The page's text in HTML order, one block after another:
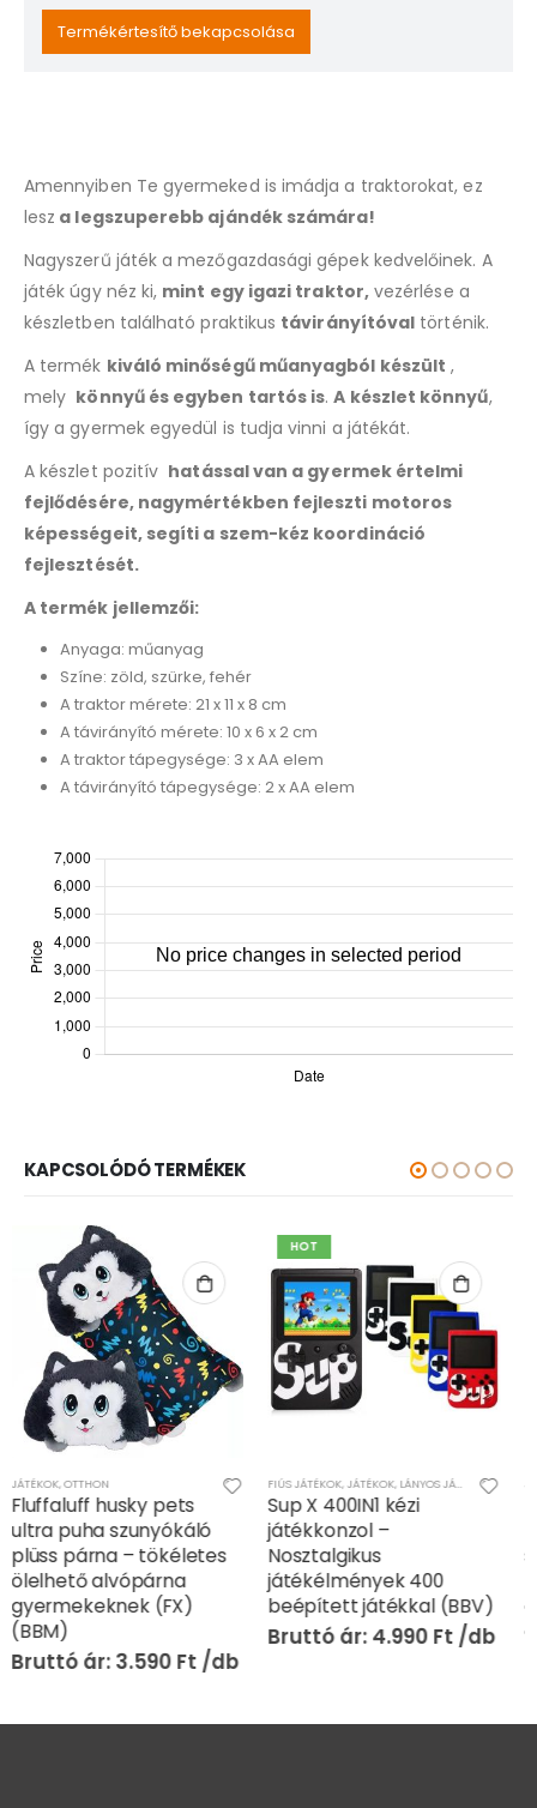
email
address
for
this
Termékértesítő bekapcsolása
Amennyiben Te gyermeked is imádja a traktorokat, ez
lesz a legszuperebb ajándék számára!
Nagyszerű játék a mezőgazdasági gépek kedvelőinek. A
játék úgy néz ki, mint egy igazi traktor,vezérlése a
készletben található praktikus távirányítóval történik.
A termék kiváló minőségű műanyagból készült ,
mely könnyű és egyben tartós is.A készlet könnyű,
így a gyermek egyedül is tudja vinni a játékát.
A készlet pozitív hatással van a gyermek értelmi
fejlődésére, nagymértékben fejleszti motoros
képességeit, segíti a szem-kéz koordináció
fejlesztését.
A termék jellemzői:
Anyaga: műanyag
Színe: zöld, szürke, fehér
A traktor mérete: 21 x 11 x 8 cm
A távirányító mérete: 10 x 6 x 2 cm
A traktor tápegysége: 3 x AA elem
A távirányító tápegysége: 2 x AA elem
KAPCSOLÓDÓ TERMÉKEK
HOT
FIÚS JÁTÉKOK,JÁTÉKOK TV-JÁTÉK - ONLINE JÁTÉK
Sup X 400IN1 kézi
játékkonzol –
Nosztalgikus
játékélmények 400
beépített játékkal (BBV)
JÁTÉKOK,OTTHON
Fluffaluff halacska
pets ultra puha
szunyókáló plüss párna –
tökéletes ölelhető
alvópárna
gyermekeknek (FX)